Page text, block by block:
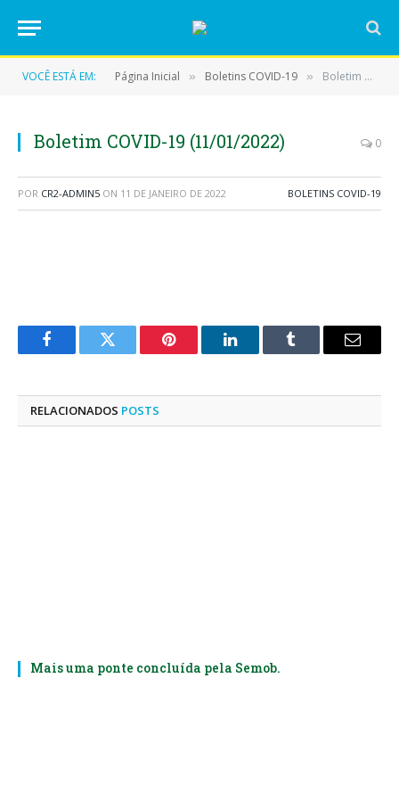
VOCÊ ESTÁ EM: Página Inicial » Boletins COVID-19 » Boletim COVID-19 (11/01/2022)
Boletim COVID-19 (11/01/2022) 0
POR CR2-ADMIN5 ON 11 DE JANEIRO DE 2022 BOLETINS COVID-19
FacebookTwitter Pinterest LinkedInTumblr
E-
RELACIONADOS POSTS
Mais uma ponte concluída pela Semob.